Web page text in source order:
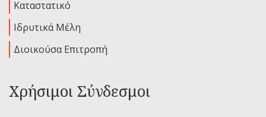
Καταστατικό
Ιδρυτικά Μέλη
Διοικούσα Επιτροπή
Χρήσιμοι Σύνδεσμοι